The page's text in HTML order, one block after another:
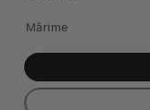
Mărime